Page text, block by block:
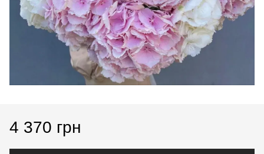
4 370 грн